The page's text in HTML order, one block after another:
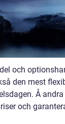
och
den mest
Å
och